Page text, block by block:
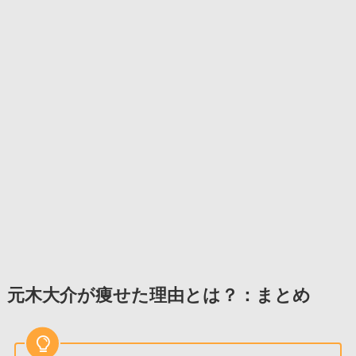
元木大介が痩せた理由とは？：まとめ